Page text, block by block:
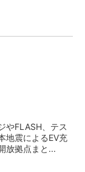
やFLASH、テス
震によるEV充
放拠点まと...